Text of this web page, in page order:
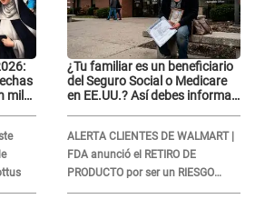
miles
¿Tu familiar es un beneficiario
del Seguro Social o Medicare
en EE.UU.? Así debes informar
ALERTA CLIENTES DE WALMART |
FDA anunció el RETIRO DE
PRODUCTO por ser un RIESGO
MORTAL para consumidores: ¿Cuál